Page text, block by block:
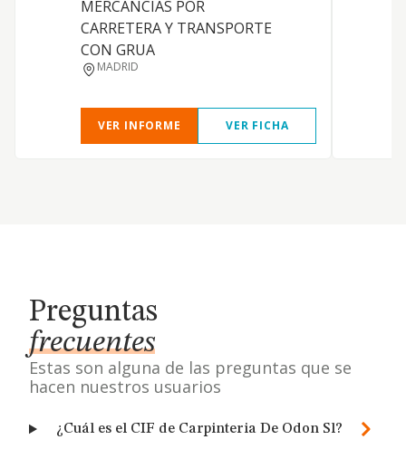
MERCANCIAS POR
CARRETERA Y TRANSPORTE
CON GRUA
MADRID
VER INFORME VER FICHA
Preguntas
frecuentes
Estas son alguna de las preguntas que se
hacen nuestros usuarios
¿Cuál es el CIF de Carpinteria De Odon Sl?